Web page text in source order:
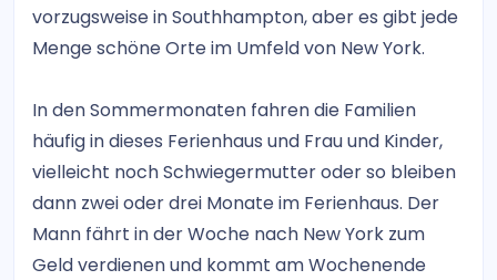
vorzugsweise in Southhampton, aber es gibt jede
Menge schöne Orte im Umfeld von New York.
In den Sommermonaten fahren die Familien
häufig in dieses Ferienhaus und Frau und Kinder,
vielleicht noch Schwiegermutter oder so bleiben
dann zwei oder drei Monate im Ferienhaus. Der
Mann fährt in der Woche nach New York zum
Geld verdienen und kommt am Wochenende